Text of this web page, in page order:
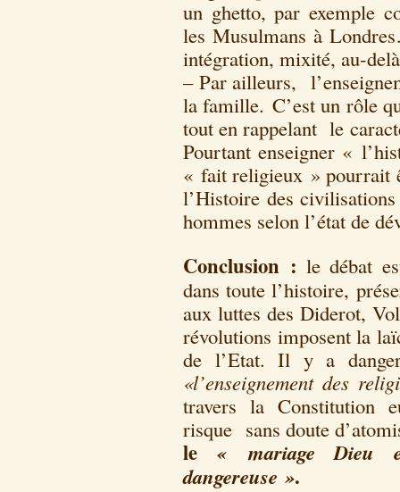
un ghetto, par exemple
les Musulmans à
intégration, mixité, au-
– Par ailleurs,
la famille. C’est un rôle
tout en rappelant le
Pourtant enseigner «
« fait religieux » pourrait
l’Histoire des
hommes selon l’état de
Conclusion : le débat
dans toute l’histoire,
aux luttes des Diderot,
révolutions imposent la
de l’Etat. Il y a
«l’enseignement des
travers la Constitution
risque sans doute
le « mariage Dieu
dangereuse ».